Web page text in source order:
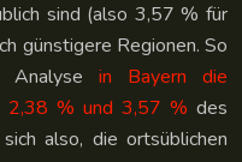
sind (also 3,57 % für
günstigere Regionen. So
Analyse in Bayern die
2,38 % und 3,57 % des
also, die ortsüblichen